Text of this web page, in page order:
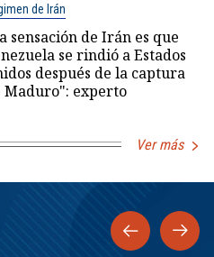
de Irán
sensación de Irán es que
se rindió a Estados
después de la captura
Maduro": experto
Ver más